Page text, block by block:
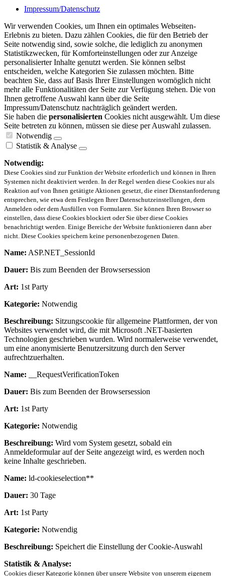
Impressum/Datenschutz
Wir verwenden Cookies, um Ihnen ein optimales Webseiten-
Erlebnis zu bieten. Dazu zählen Cookies, die für den Betrieb der
Seite notwendig sind, sowie solche, die lediglich zu anonymen
Statistikzwecken, für Komforteinstellungen oder zur Anzeige
personalisierter Inhalte genutzt werden. Sie können selbst
entscheiden, welche Kategorien Sie zulassen möchten. Bitte
beachten Sie, dass auf Basis Ihrer Einstellungen womöglich nicht
mehr alle Funktionalitäten der Seite zur Verfügung stehen. Die von
Ihnen getroffene Auswahl kann über die Seite
Impressum/Datenschutz nachträglich geändert werden.
Sie haben die personalisierten Cookies nicht ausgewählt. Um diese
Seite betreten zu können, müssen sie diese per Auswahl zulassen.
Notwendig
Statistik & Analyse
Notwendig:
Diese Cookies sind zur Funktion der Website erforderlich und können in Ihren
Systemen nicht deaktiviert werden. In der Regel werden diese Cookies nur als
Reaktion auf von Ihnen getätigte Aktionen gesetzt, die einer Dienstanforderung
entsprechen, wie etwa dem Festlegen Ihrer Datenschutzeinstellungen, dem
Anmelden oder dem Ausfüllen von Formularen. Sie können Ihren Browser so
einstellen, dass diese Cookies blockiert oder Sie über diese Cookies
benachrichtigt werden. Einige Bereiche der Website funktionieren dann aber
nicht. Diese Cookies speichern keine personenbezogenen Daten.
Name: ASP.NET_SessionId
Dauer: Bis zum Beenden der Browsersession
Art: 1st Party
Kategorie: Notwendig
Beschreibung: Sitzungscookie für allgemeine Plattformen, der von
Websites verwendet wird, die mit Microsoft .NET-basierten
Technologien geschrieben wurden. Wird normalerweise verwendet,
um eine anonymisierte Benutzersitzung durch den Server
aufrechtzuerhalten.
Name: __RequestVerificationToken
Dauer: Bis zum Beenden der Browsersession
Art: 1st Party
Kategorie: Notwendig
Beschreibung: Wird vom System gesetzt, sobald ein
Anmeldeformular auf der Seite angezeigt wird, es werden noch
keine Inhalte geschrieben.
Name: ld-cookieselection**
Dauer: 30 Tage
Art: 1st Party
Kategorie: Notwendig
Beschreibung: Speichert die Einstellung der Cookie-Auswahl
Statistik & Analyse:
Cookies dieser Kategorie können über unsere Website von unserem eigenem